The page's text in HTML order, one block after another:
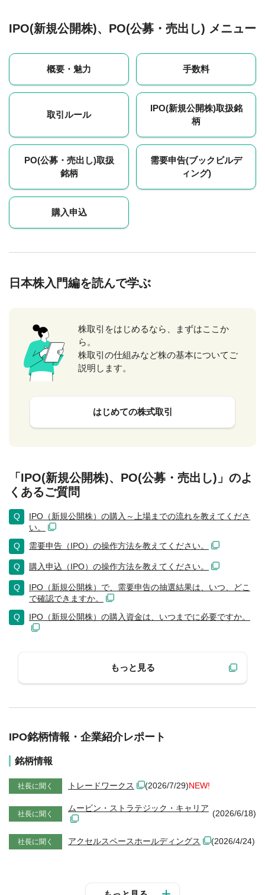
IPO(新規公開株)、PO(公募・売出し) メニュー
概要・魅力 手数料
取引ルール
IPO(新規公開株)取扱銘
柄
PO(公募・売出し)取扱
銘柄
需要申告(ブックビルデ
ィング)
購入申込
日本株入門編を読んで学ぶ
株取引をはじめるなら、まずはここか
ら。
株取引の仕組みなど株の基本についてご
説明します。
はじめての株式取引
「IPO(新規公開株)、PO(公募・売出し)」のよ
くあるご質問
IPO（新規公開株）の購入～上場までの流れを教えてくださ
い。
需要申告（IPO）の操作方法を教えてください。
購入申込（IPO）の操作方法を教えてください。
IPO（新規公開株）で、需要申告の抽選結果は、いつ、どこ
で確認できますか。
IPO（新規公開株）の購入資金は、いつまでに必要ですか。
もっと見る
IPO銘柄情報・企業紹介レポート
銘柄情報
社長に聞く トレードワークス (2026/7/29)NEW!
社長に聞く
ムービン・ストラテジック・キャリア
(2026/6/18)
社長に聞く アクセルスペースホールディングス (2026/4/24)